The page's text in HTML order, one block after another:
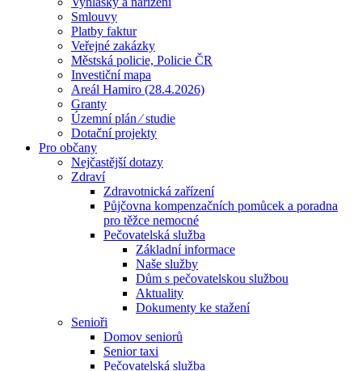
Smlouvy
Platby faktur
Veřejné zakázky
Městská policie, Policie ČR
Investiční mapa
Areál Hamiro (28.4.2026)
Granty
Územní plán ⁄ studie
Dotační projekty
Pro občany
Nejčastější dotazy
Zdraví
Zdravotnická zařízení
Půjčovna kompenzačních pomůcek a poradna
pro těžce nemocné
Pečovatelská služba
Základní informace
Naše služby
Dům s pečovatelskou službou
Aktuality
Dokumenty ke stažení
Senioři
Domov seniorů
Senior taxi
Pečovatelská služba